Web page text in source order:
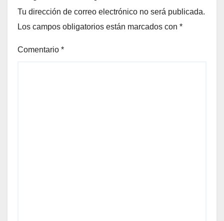
Tu dirección de correo electrónico no será publicada.
Los campos obligatorios están marcados con *
Comentario *